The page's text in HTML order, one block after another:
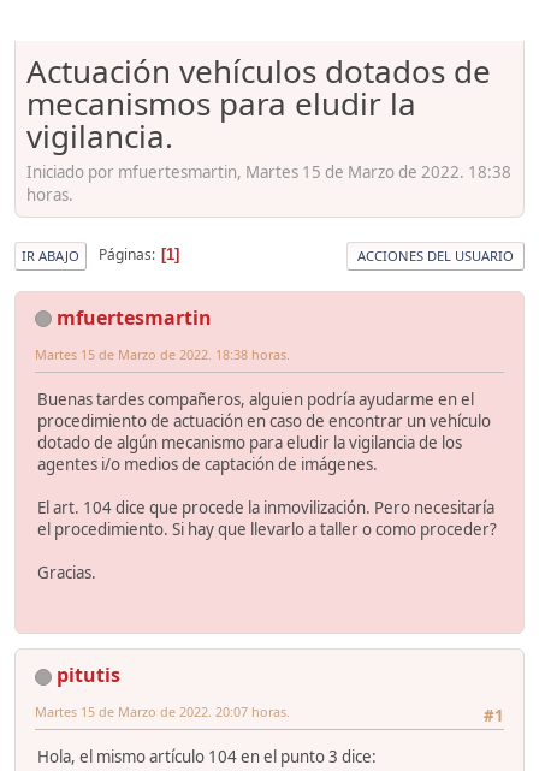
Actuación vehículos dotados de
mecanismos para eludir la
vigilancia.
Iniciado por mfuertesmartin, Martes 15 de Marzo de 2022. 18:38
horas.
IR ABAJO Páginas 1 ACCIONES DEL USUARIO
mfuertesmartin
Martes 15 de Marzo de 2022. 18:38 horas.
Buenas tardes compañeros, alguien podría ayudarme en el
procedimiento de actuación en caso de encontrar un vehículo
dotado de algún mecanismo para eludir la vigilancia de los
agentes i/o medios de captación de imágenes.
El art. 104 dice que procede la inmovilización. Pero necesitaría
el procedimiento. Si hay que llevarlo a taller o como proceder?
Gracias.
pitutis
#1
Martes 15 de Marzo de 2022. 20:07 horas.
Hola, el mismo artículo 104 en el punto 3 dice: